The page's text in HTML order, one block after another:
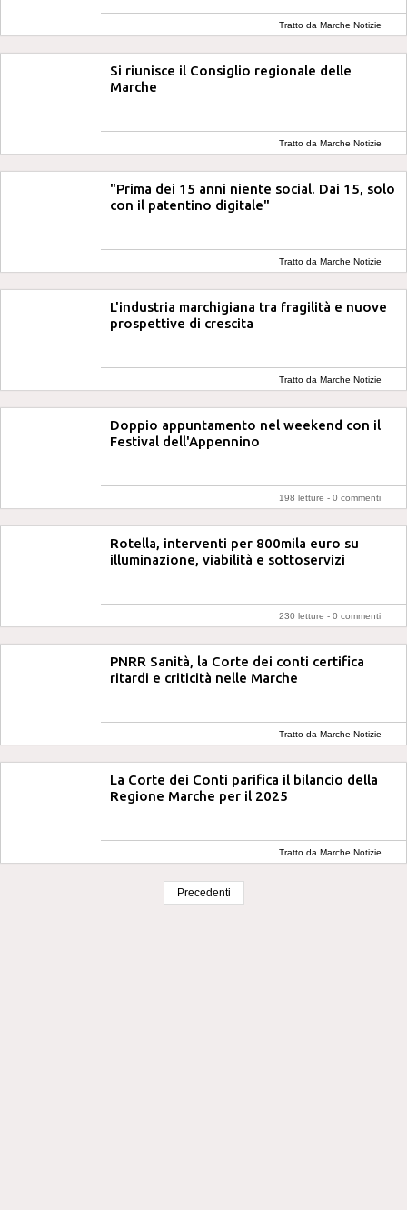
Tratto da Marche Notizie
Si riunisce il Consiglio regionale delle
Marche
Tratto da Marche Notizie
"Prima dei 15 anni niente social. Dai 15, solo
con il patentino digitale"
Tratto da Marche Notizie
L'industria marchigiana tra fragilità e nuove
prospettive di crescita
Tratto da Marche Notizie
Doppio appuntamento nel weekend con il
Festival dell'Appennino
198 letture - 0 commenti
Rotella, interventi per 800mila euro su
illuminazione, viabilità e sottoservizi
230 letture - 0 commenti
PNRR Sanità, la Corte dei conti certifica
ritardi e criticità nelle Marche
Tratto da Marche Notizie
La Corte dei Conti parifica il bilancio della
Regione Marche per il 2025
Tratto da Marche Notizie
Precedenti